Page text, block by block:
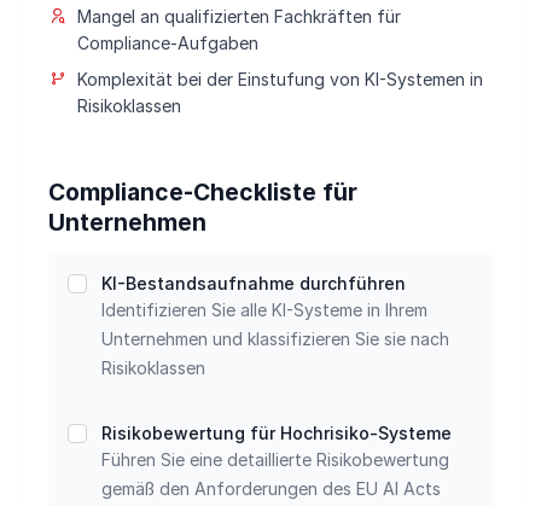
Mangel an qualifizierten Fachkräften für
Compliance-Aufgaben
Komplexität bei der Einstufung von KI-Systemen in
Risikoklassen
Compliance-Checkliste für
Unternehmen
Interaktive Compliance-Checkliste
KI-Bestandsaufnahme durchführen
Identifizieren Sie alle KI-Systeme in Ihrem
Unternehmen und klassifizieren Sie sie nach
Risikoklassen
Risikobewertung für Hochrisiko-Systeme
Führen Sie eine detaillierte Risikobewertung
gemäß den Anforderungen des EU AI Acts